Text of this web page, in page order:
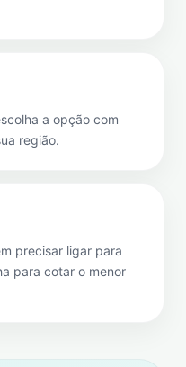
a opção com
região.
precisar ligar para
para cotar o menor